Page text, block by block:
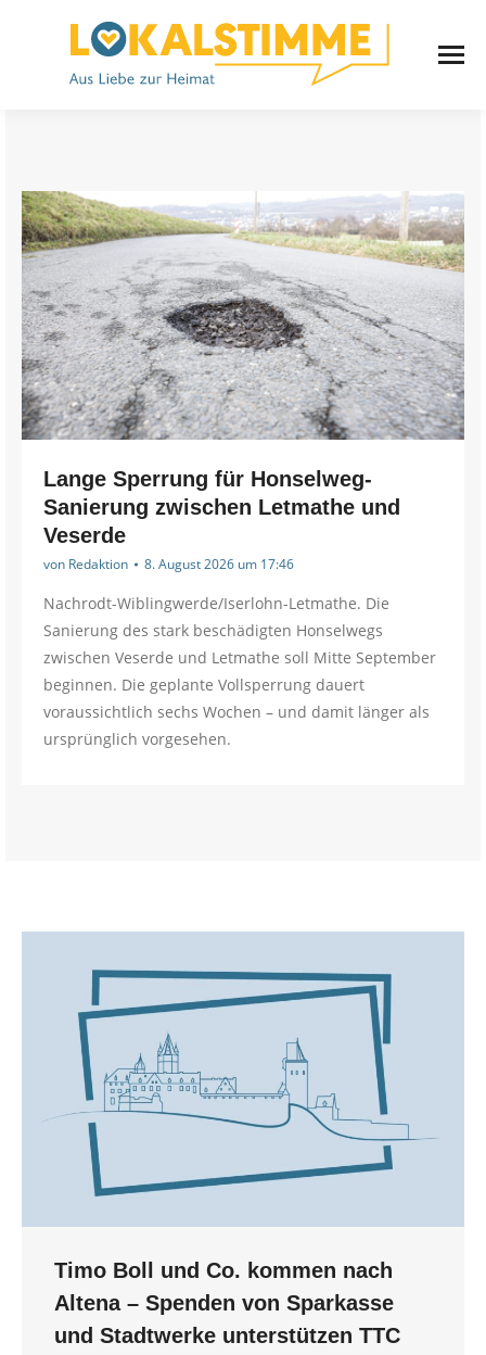
Lange Sperrung für Honselweg-
Sanierung zwischen Letmathe und
Veserde
von Redaktion 8. August 2026 um 17:46
Nachrodt-Wiblingwerde/Iserlohn-Letmathe. Die
Sanierung des stark beschädigten Honselwegs
zwischen Veserde und Letmathe soll Mitte September
beginnen. Die geplante Vollsperrung dauert
voraussichtlich sechs Wochen – und damit länger als
ursprünglich vorgesehen.
Timo Boll und Co. kommen nach
Altena – Spenden von Sparkasse
und Stadtwerke unterstützen TTC